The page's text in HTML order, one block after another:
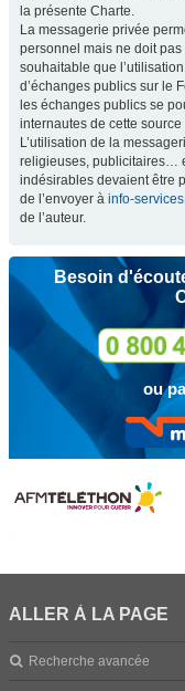
la présente Charte.
La messagerie privée
personnel mais ne doit
souhaitable que
d’échanges publics sur le
les échanges publics se
internautes de cette source
L’utilisation de la
religieuses, publicitaires…
indésirables devaient être
de l’envoyer à info-
de l’auteur.
Besoin
ou
ALLER À LA PAGE
Recherche avancée